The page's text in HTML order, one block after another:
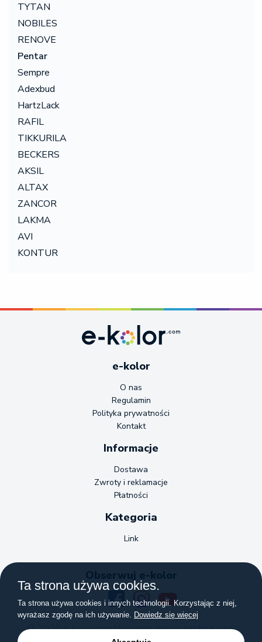
TYTAN
NOBILES
RENOVE
Pentar
Sempre
Adexbud
HartzLack
RAFIL
TIKKURILA
BECKERS
AKSIL
ALTAX
ZANCOR
LAKMA
AVI
KONTUR
e-kolor
O nas
Regulamin
Polityka prywatności
Kontakt
Informacje
Dostawa
Zwroty i reklamacje
Płatności
Kategoria
Link
Obserwuj e-kolor
© 2026 e-kolor.com Wszelkie prawa zastrzeżone.
Ta strona używa cookies.
Ta strona używa cookies i innych technologii. Korzystając z niej,
wyrażasz zgodę na ich używanie. Dowiedz się więcej